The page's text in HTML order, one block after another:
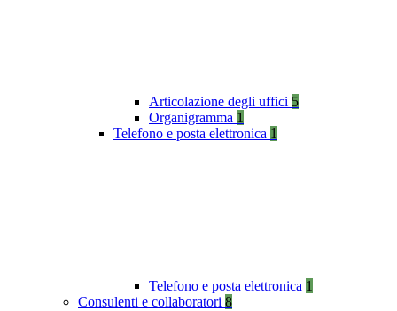
Articolazione degli uffici 5
Organigramma 1
Telefono e posta elettronica 1
Telefono e posta elettronica 1
Consulenti e collaboratori 8